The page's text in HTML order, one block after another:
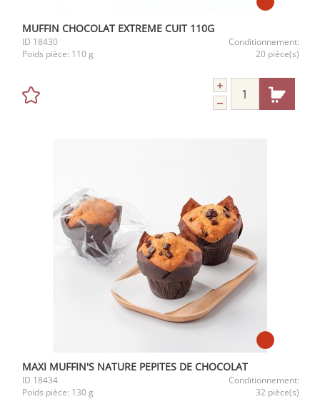
MUFFIN CHOCOLAT EXTREME CUIT 110G
ID 18430
Conditionnement:
Poids pièce: 110 g 20 pièce(s)
MAXI MUFFIN'S NATURE PEPITES DE CHOCOLAT
ID 18434
Conditionnement:
Poids pièce: 130 g 32 pièce(s)